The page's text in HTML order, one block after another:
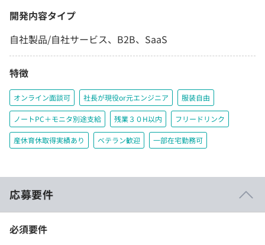
開発内容タイプ
自社製品/自社サービス、B2B、SaaS
特徴
オンライン面談可 社長が現役or元エンジニア 服装自由
ノートPC＋モニタ別途支給 残業３０H以内 フリードリンク
産休育休取得実績あり ベテラン歓迎 一部在宅勤務可
応募要件
必須要件